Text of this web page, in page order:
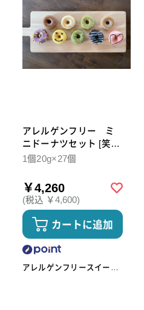
アレルゲンフリー ミ
ニドーナツセット [笑-
emi]
1個20g×27個
￥4,260
(税込 ￥4,600)
カートに追加
アレルゲンフリースイーツ